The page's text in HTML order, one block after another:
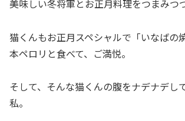
美味しい冬将軍とお正月料理をつまみつつ
猫くんもお正月スペシャルで「いなばの
本ペロリと食べて、ご満悦。
そして、そんな猫くんの腹をナデナデし
私。